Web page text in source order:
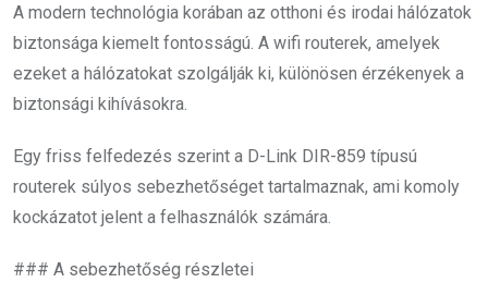
A modern technológia korában az otthoni és irodai hálózatok
biztonsága kiemelt fontosságú. A wifi routerek, amelyek
ezeket a hálózatokat szolgálják ki, különösen érzékenyek a
biztonsági kihívásokra.
Egy friss felfedezés szerint a D-Link DIR-859 típusú
routerek súlyos sebezhetőséget tartalmaznak, ami komoly
kockázatot jelent a felhasználók számára.
### A sebezhetőség részletei